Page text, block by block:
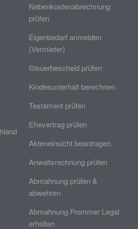
Nebenkostenabrechnung
prüfen
Eigenbedarf anmelden
(Vermieter)
Steuerbescheid prüfen
Kindesunterhalt berechnen
Testament prüfen
Ehevertrag prüfen
Akteneinsicht beantragen
Anwaltsrechnung prüfen
Abmahnung prüfen &
abwehren
Abmahnung Frommer Legal
erhalten